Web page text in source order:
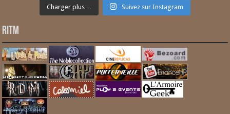
Charger plus… Suivez sur Instagram
RITM